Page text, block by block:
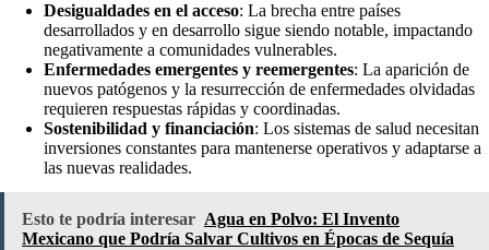
Desigualdades en el acceso: La brecha entre países
desarrollados y en desarrollo sigue siendo notable, impactando
negativamente a comunidades vulnerables.
Enfermedades emergentes y reemergentes: La aparición de
nuevos patógenos y la resurrección de enfermedades olvidadas
requieren respuestas rápidas y coordinadas.
Sostenibilidad y financiación: Los sistemas de salud necesitan
inversiones constantes para mantenerse operativos y adaptarse a
las nuevas realidades.
Esto te podría interesar Agua en Polvo: El Invento
Mexicano que Podría Salvar Cultivos en Épocas de Sequía